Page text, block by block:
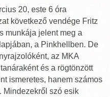
20, este 6 óra
következő vendége Fritz
munkája jelent meg a
a Pinkhellben. De
az MKA
és a rögtönzött
ismeretes, hanem számos
Mindezekről szó esik